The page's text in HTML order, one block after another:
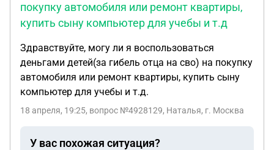
покупку автомобиля или ремонт квартиры,
купить сыну компьютер для учебы и т.д
Здравствуйте, могу ли я воспользоваться
деньгами детей(за гибель отца на сво) на покупку
автомобиля или ремонт квартиры, купить сыну
компьютер для учебы и т.д.
18 апреля, 19:25, вопрос №4928129, Наталья, г. Москва
У вас похожая ситуация?